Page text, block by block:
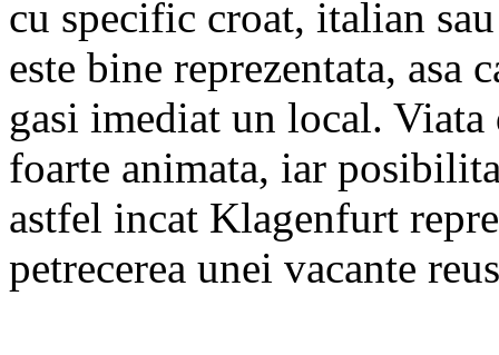
cu specific croat, italian
este bine reprezentata, asa
gasi imediat un local.
foarte animata, iar
astfel incat Klagenfurt
petrecerea unei vacante